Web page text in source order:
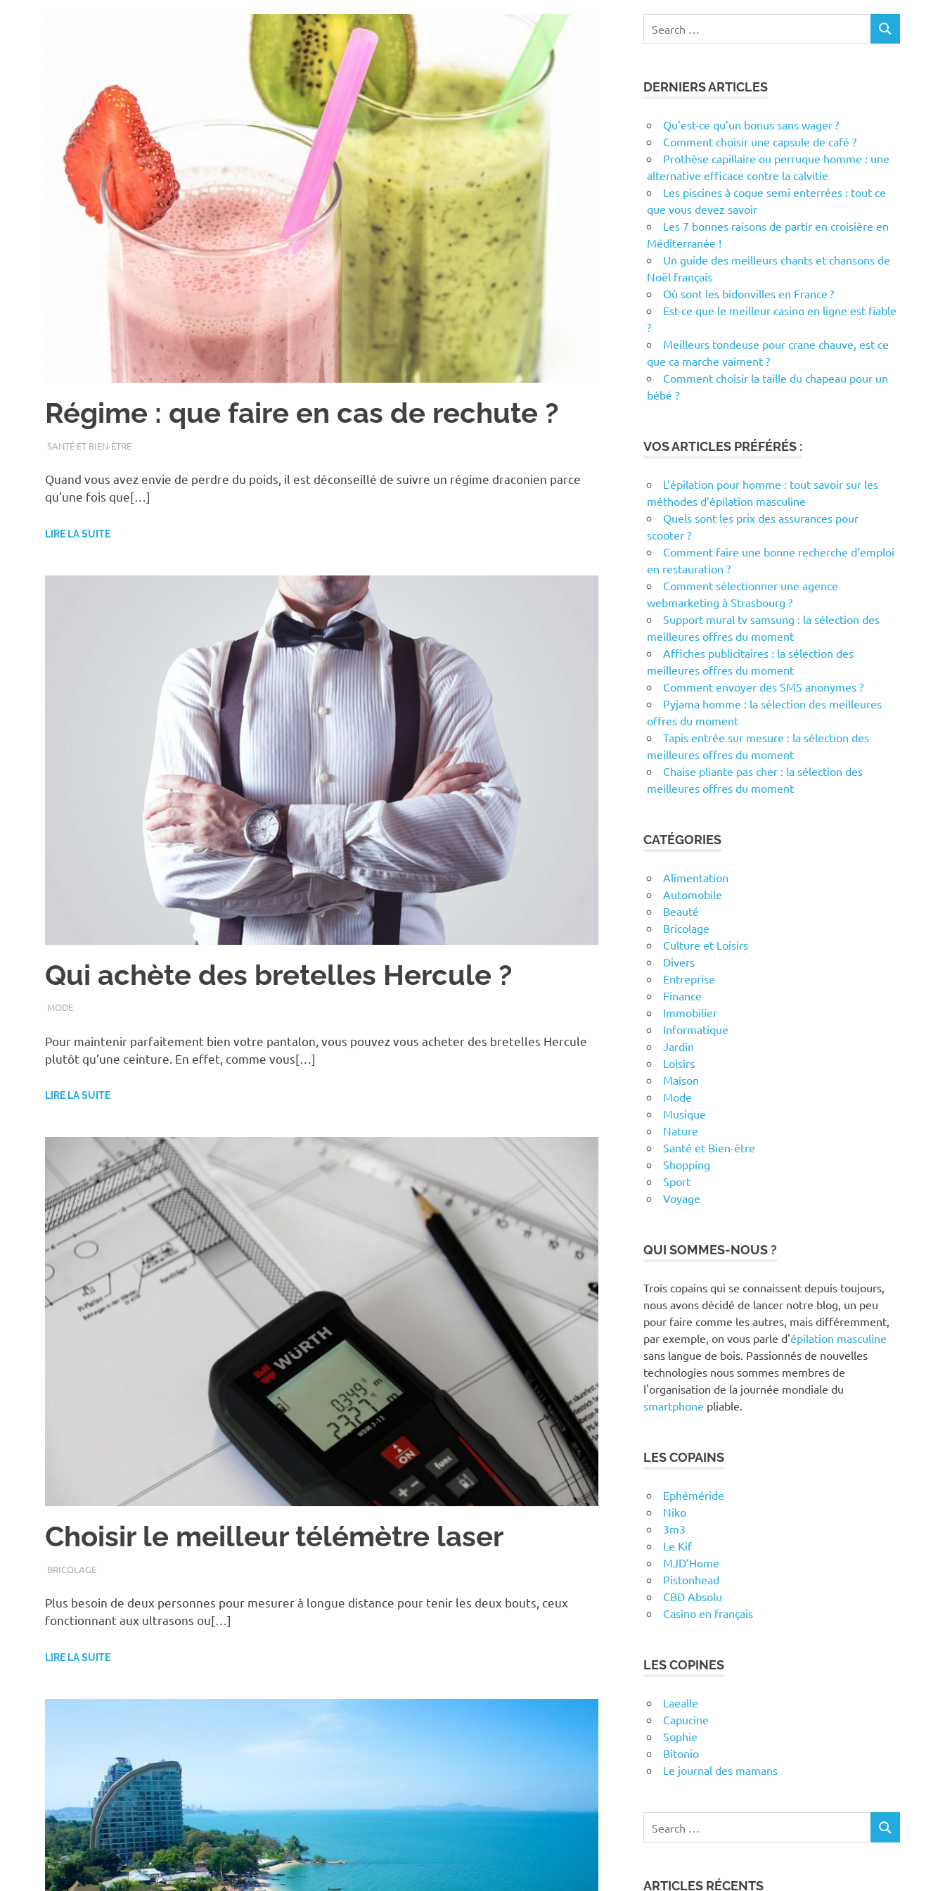
Régime : que faire en cas de rechute ?
SEPTEMBRE 27, 2018
ASSOEDH
SANTÉ ET BIEN-ÊTRE
Quand vous avez envie de perdre du poids, il est déconseillé de suivre un régime draconien parce
qu’une fois que[…]
LIRE LA SUITE
Qui achète des bretelles Hercule ?
SEPTEMBRE 27, 2018
ASSOEDH
MODE
Pour maintenir parfaitement bien votre pantalon, vous pouvez vous acheter des bretelles Hercule
plutôt qu’une ceinture. En effet, comme vous[…]
LIRE LA SUITE
Choisir le meilleur télémètre laser
SEPTEMBRE 27, 2018
ASSOEDH
BRICOLAGE
Plus besoin de deux personnes pour mesurer à longue distance pour tenir les deux bouts, ceux
fonctionnant aux ultrasons ou[…]
LIRE LA SUITE
for:
SEARCH
DERNIERS ARTICLES
Qu’est-ce qu’un bonus sans wager ?
Comment choisir une capsule de café ?
Prothèse capillaire ou perruque homme : une
alternative efficace contre la calvitie
Les piscines à coque semi enterrées : tout ce
que vous devez savoir
Les 7 bonnes raisons de partir en croisière en
Méditerranée !
Un guide des meilleurs chants et chansons de
Noël français
Où sont les bidonvilles en France ?
Est-ce que le meilleur casino en ligne est fiable
?
Meilleurs tondeuse pour crane chauve, est ce
que ca marche vaiment ?
Comment choisir la taille du chapeau pour un
bébé ?
VOS ARTICLES PRÉFÉRÉS :
L’épilation pour homme : tout savoir sur les
méthodes d’épilation masculine
Quels sont les prix des assurances pour
scooter ?
Comment faire une bonne recherche d’emploi
en restauration ?
Comment sélectionner une agence
webmarketing à Strasbourg ?
Support mural tv samsung : la sélection des
meilleures offres du moment
Affiches publicitaires : la sélection des
meilleures offres du moment
Comment envoyer des SMS anonymes ?
Pyjama homme : la sélection des meilleures
offres du moment
Tapis entrée sur mesure : la sélection des
meilleures offres du moment
Chaise pliante pas cher : la sélection des
meilleures offres du moment
CATÉGORIES
Alimentation
Automobile
Beauté
Bricolage
Culture et Loisirs
Divers
Entreprise
Finance
Immobilier
Informatique
Jardin
Loisirs
Maison
Mode
Musique
Nature
Santé et Bien-être
Shopping
Sport
Voyage
QUI SOMMES-NOUS ?
Trois copains qui se connaissent depuis toujours,
nous avons décidé de lancer notre blog, un peu
pour faire comme les autres, mais différemment,
par exemple, on vous parle d'épilation masculine
sans langue de bois. Passionnés de nouvelles
technologies nous sommes membres de
l'organisation de la journée mondiale du
smartphone pliable.
LES COPAINS
Ephéméride
Niko
3m3
Le Kif
MJD’Home
Pistonhead
CBD Absolu
Casino en français
LES COPINES
Laealle
Capucine
Sophie
Bitonio
Le journal des mamans
for:
SEARCH
ARTICLES RÉCENTS